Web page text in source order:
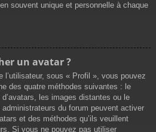
souvent unique et personnelle à chaque
un avatar ?
l’utilisateur, sous « Profil », vous pouvez
des quatre méthodes suivantes : le
les images distantes ou le
du forum peuvent activer
et des méthodes qu’ils veuillent
Si vous ne pouvez pas utiliser